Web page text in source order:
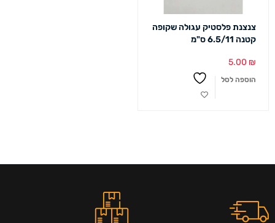
צנצנת פלסטיק עגולה שקופה
קטנה 6.5/11 ס"מ
5.00 ₪
הוספה לסל